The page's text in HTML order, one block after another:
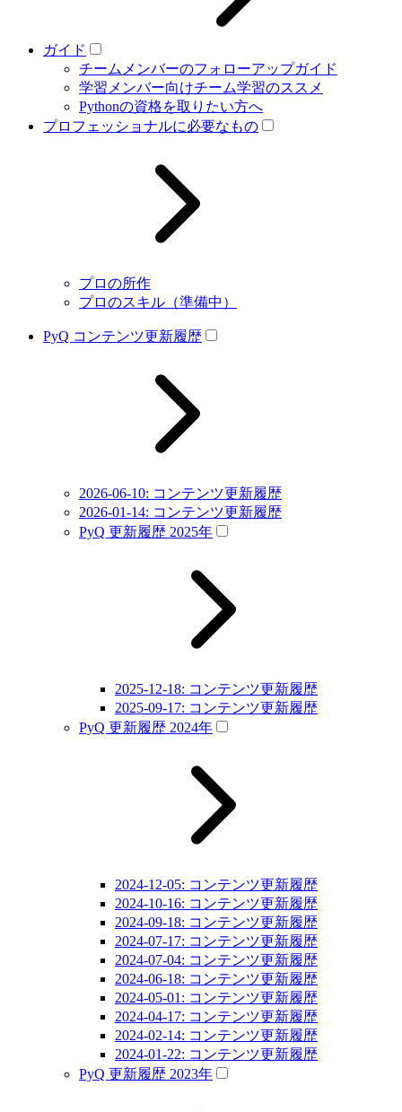
ガイド
チームメンバーのフォローアップガイド
学習メンバー向けチーム学習のススメ
Pythonの資格を取りたい方へ
プロフェッショナルに必要なもの
プロの所作
プロのスキル（準備中）
PyQ コンテンツ更新履歴
2026-06-10: コンテンツ更新履歴
2026-01-14: コンテンツ更新履歴
PyQ 更新履歴 2025年
2025-12-18: コンテンツ更新履歴
2025-09-17: コンテンツ更新履歴
PyQ 更新履歴 2024年
2024-12-05: コンテンツ更新履歴
2024-10-16: コンテンツ更新履歴
2024-09-18: コンテンツ更新履歴
2024-07-17: コンテンツ更新履歴
2024-07-04: コンテンツ更新履歴
2024-06-18: コンテンツ更新履歴
2024-05-01: コンテンツ更新履歴
2024-04-17: コンテンツ更新履歴
2024-02-14: コンテンツ更新履歴
2024-01-22: コンテンツ更新履歴
PyQ 更新履歴 2023年